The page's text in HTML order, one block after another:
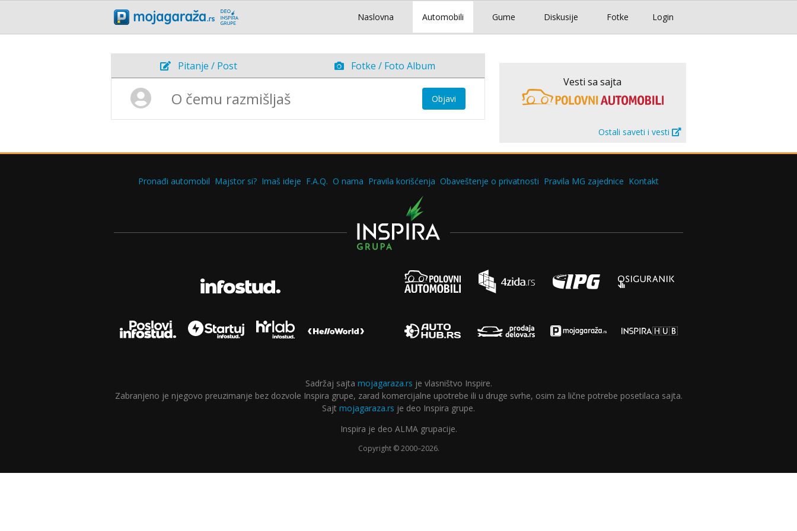
Login
Naslovna Automobili Gume Diskusije Fotke
Pitanje / Post Fotke / Foto Album
Objavi
Vesti sa sajta
Ostali saveti i vesti
Pronađi automobil Majstor si? Imaš ideje F.A.Q. O nama Pravila korišćenja Obaveštenje o privatnosti Pravila MG zajednice Kontakt
Sadržaj sajta mojagaraza.rs je vlasništvo Inspire.
Zabranjeno je njegovo preuzimanje bez dozvole Inspira grupe, zarad komercijalne upotrebe ili u druge svrhe, osim za lične potrebe posetilaca sajta.
Sajt mojagaraza.rs je deo Inspira grupe.
Inspira je deo ALMA grupacije.
Copyright © 2000–2026.